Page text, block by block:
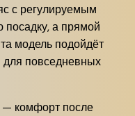
с регулируемым
посадку, а прямой
модель подойдёт
для повседневных
— комфорт после